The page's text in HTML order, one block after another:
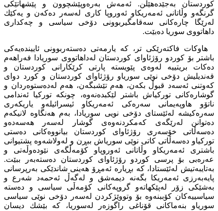
كوردستان بەجێدەهێڵن. ئەمەش بەرەوپێشچوون و پێشهاتێكی
گرنگەو وڵاتانی ئەمەریكاو ئەوروپا كاری لەسەر دەكەن و یەكێك
لەرێگا چارەكانی سەقامگیربوونی دۆخی سیاسی و چەكداری
داهاتووی سوریا دەبێت.
هاوكات فاكتەرێكی تر، كە یارمەتی دەستەربوونی ئاییندەیەكی
باشتر بۆ كوردو رۆژئاوای كوردستان لەداهاتووی سوریادا فەراهەم
دەكات بریتییە لەوەی پێویستە پارتی كرێكارانی كوردستان و
قەندیلیش دۆخی نوێی سوریاو رۆژئاوای كوردستان و كورد دوای
كەوتنی ئەسەد قبوڵ بكەن، هەم تێشبگەن، هەم لەدەستوەردان و
گوشارەكانی توركیاش باشتر لێكبدەنەوە، چونكە توركیا ئەندامی
ناتۆو هاوپەیمانی سەرەكی ئەمەریكاو ئیسرائیلەو یاریكەری
سەرەكیشە لەئێستای دۆخی نویی سوریادا، بەم هەنگاوە لانیكەم
دەتوانن لەرێگەی كەمكردنەوەی گوشار لەسەر هەسەدەو
دەسەڵاتی خۆسەری رۆژئاوای كوردستان بیانووەكانی دەستی
توركیاو دەسەڵاتی كاتی نوێی سوریاش ببڕن و لەولاشەوە پشتیوانی
باشتری ئەمەریكاو وڵاتانی ئەوروپاو كۆمەڵگەی نێودەوڵەتی و
عەرەبی بۆ پرسی كوردو رۆژئاوای كوردستان دەستەبەر ببێت.
بەتایبەتیش لەئێستادا، كە بڕیارە ئەمڕۆ هەینی شاندێكی بەرپرسانی
پایەبەرزی ئەمەریكا بگەنە دیمەشق و لەگەڵ ئەحمەد شەرع و
بەشێكی زۆر لەپێكهاتەو گروپەكانی كۆمەڵی سیاسی و دەستە
سیاسییەكان كۆببنەوە بۆ وتووێژكردن لەسەر دۆخی نوێی سیاسی
سوریاو بنەماكانی قۆناغی راگوزەر لەسوریا، كە بێشك دیسان